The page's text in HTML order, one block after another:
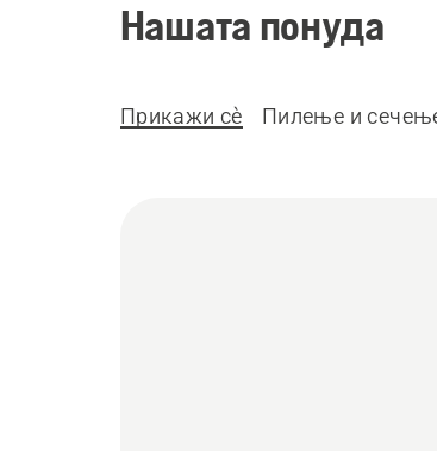
Нашата понуда
Прикажи сè Пилење и